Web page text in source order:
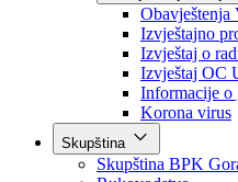
Javne nabavke
Dnevni izvještaj
Obavještenja i
Obavještenja
Izvještajno
Izvještaj o radu
Izvještaj OC
Informacije o
Korona virus